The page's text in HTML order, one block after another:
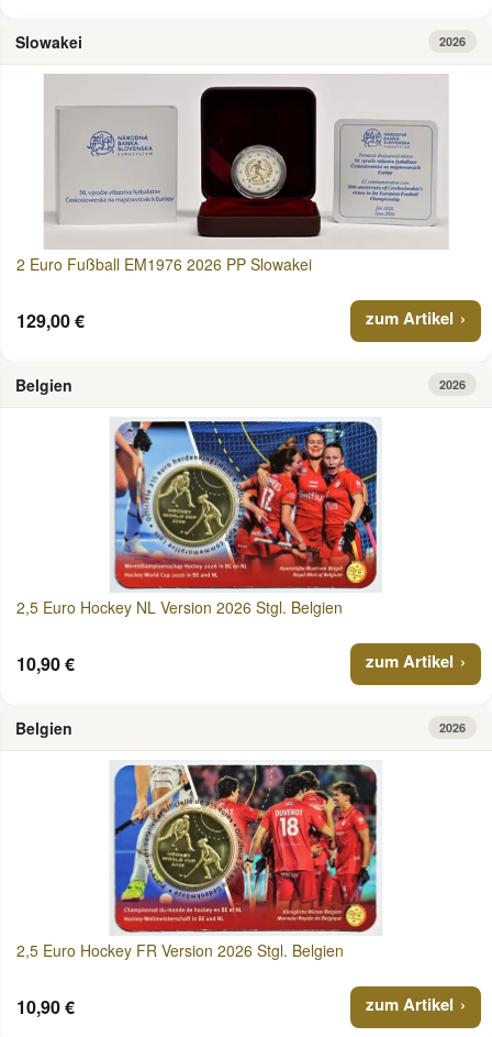
Slowakei 2026
2 Euro Fußball EM1976 2026 PP Slowakei
129,00 € zum Artikel
Belgien 2026
2,5 Euro Hockey NL Version 2026 Stgl. Belgien
10,90 € zum Artikel
Belgien 2026
2,5 Euro Hockey FR Version 2026 Stgl. Belgien
10,90 € zum Artikel